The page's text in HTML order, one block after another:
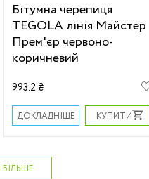
Бітумна черепиця
TEGOLA лінія Майстер
Прем'єр червоно-
коричневий
993.2 ₴
ДОКЛАДНІШЕ КУПИТИ